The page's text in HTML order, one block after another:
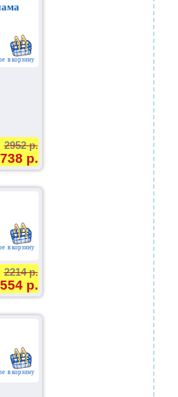
в корзину
2952 р.
738 р.
в корзину
2214 р.
554 р.
в корзину